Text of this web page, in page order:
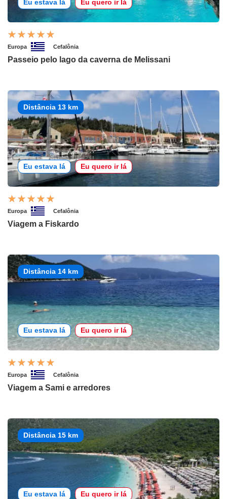
Eu estava lá Eu quero ir lá
Europa Cefalônia
Passeio pelo lago da caverna de Melissani
Distância 13 km
Eu estava lá Eu quero ir lá
Europa Cefalônia
Viagem a Fiskardo
Distância 14 km
Eu estava lá Eu quero ir lá
Europa Cefalônia
Viagem a Sami e arredores
Distância 15 km
Eu estava lá Eu quero ir lá